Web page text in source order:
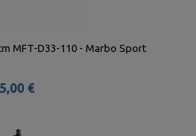
MFT-D33-110 - Marbo Sport
€